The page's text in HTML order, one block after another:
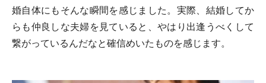
婚自体にもそんな瞬間を感じました。実際、結婚してか
らも仲良しな夫婦を見ていると、やはり出逢うべくして
繋がっているんだなと確信めいたものを感じます。